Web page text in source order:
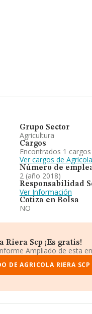
Grupo Sector
Agricultura
Cargos
Encontrados 1
Ver cargos de
Número de
2 (año 2018)
Responsabilidad
Ver Información
Cotiza en Bolsa
NO
Scp ¡Es gratis!
Ampliado de esta
DE AGRICOLA RIERA SCP